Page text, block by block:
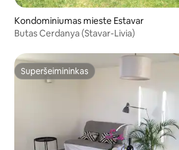
Kondominiumas mieste Estavar
Butas Cerdanya (Stavar-Livia)
Superšeimininkas
Superšeimininkas